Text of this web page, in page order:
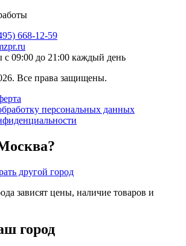
668-12-59
с 09:00 до 21:00 каждый день
Все права защищены.
персональных данных
другой город
зависят цены, наличие товаров и
город